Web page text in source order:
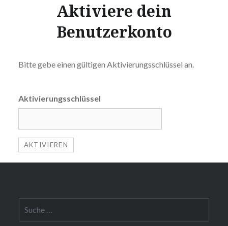
Aktiviere dein
Benutzerkonto
Bitte gebe einen gültigen Aktivierungsschlüssel an.
Aktivierungsschlüssel
nach: